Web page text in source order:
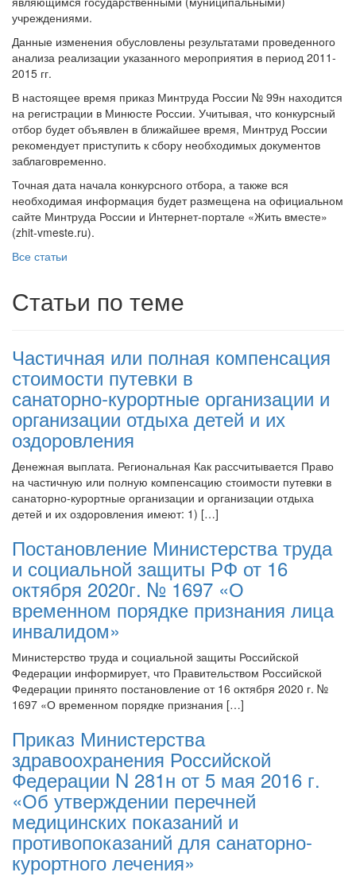
учреждениями.
Данные изменения обусловлены результатами проведенного
анализа реализации указанного мероприятия в период 2011-
2015 гг.
В настоящее время приказ Минтруда России № 99н находится
на регистрации в Минюсте России. Учитывая, что конкурсный
отбор будет объявлен в ближайшее время, Минтруд России
рекомендует приступить к сбору необходимых документов
заблаговременно.
Точная дата начала конкурсного отбора, а также вся
необходимая информация будет размещена на официальном
сайте Минтруда России и Интернет-портале «Жить вместе»
(zhit-vmeste.ru).
Все статьи
Статьи по теме
Частичная или полная компенсация
стоимости путевки в
санаторно‑курортные организации и
организации отдыха детей и их
оздоровления
Денежная выплата. Региональная Как рассчитывается Право
на частичную или полную компенсацию стоимости путевки в
санаторно-курортные организации и организации отдыха
детей и их оздоровления имеют: 1) […]
Постановление Министерства труда
и социальной защиты РФ от 16
октября 2020г. № 1697 «О
временном порядке признания лица
инвалидом»
Министерство труда и социальной защиты Российской
Федерации информирует, что Правительством Российской
Федерации принято постановление от 16 октября 2020 г. №
1697 «О временном порядке признания […]
Приказ Министерства
здравоохранения Российской
Федерации N 281н от 5 мая 2016 г.
«Об утверждении перечней
медицинских показаний и
противопоказаний для санаторно-
курортного лечения»